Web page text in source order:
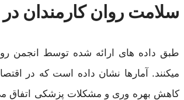
سلامت روان کارمندان
کاهش بهره وری و مشکلات پزشکی اتفاق می